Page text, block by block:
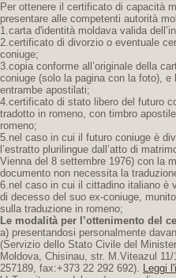
Per ottenere il certificato di capacità
presentare alle competenti autorità
1.carta d'identità moldava valida
2.certificato di divorzio o eventuale
coniuge;
3.copia conforme all’originale della
coniuge (solo la pagina con la foto),
entrambe apostilati;
4.certificato di stato libero del futuro
tradotto in romeno, con timbro
romeno;
5.nel caso in cui il futuro coniuge è
l’estratto plurilingue dall’atto di
Vienna del 8 settembre 1976) con la
documento non necessita la
6.nel caso in cui il cittadino italiano è
di decesso del suo ex-coniuge,
sulla traduzione in romeno;
Le modalità per l’ottenimento del
a) presentandosi personalmente
(Servizio dello Stato Civile del
Moldova, Chisinau, str. M.Viteazul
257189, fax:+373 22 292 692). Leggi